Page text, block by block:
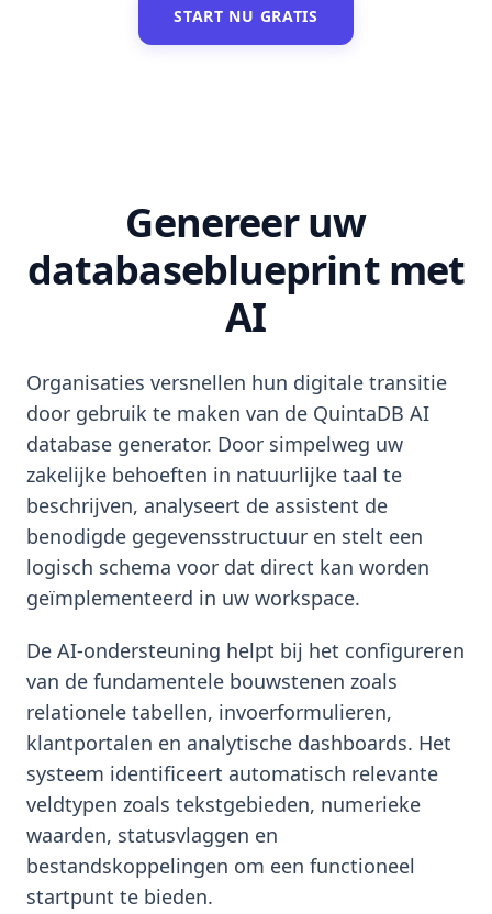
START NU GRATIS
Genereer uw
databaseblueprint met
AI
Organisaties versnellen hun digitale transitie
door gebruik te maken van de QuintaDB AI
database generator. Door simpelweg uw
zakelijke behoeften in natuurlijke taal te
beschrijven, analyseert de assistent de
benodigde gegevensstructuur en stelt een
logisch schema voor dat direct kan worden
geïmplementeerd in uw workspace.
De AI-ondersteuning helpt bij het configureren
van de fundamentele bouwstenen zoals
relationele tabellen, invoerformulieren,
klantportalen en analytische dashboards. Het
systeem identificeert automatisch relevante
veldtypen zoals tekstgebieden, numerieke
waarden, statusvlaggen en
bestandskoppelingen om een functioneel
startpunt te bieden.